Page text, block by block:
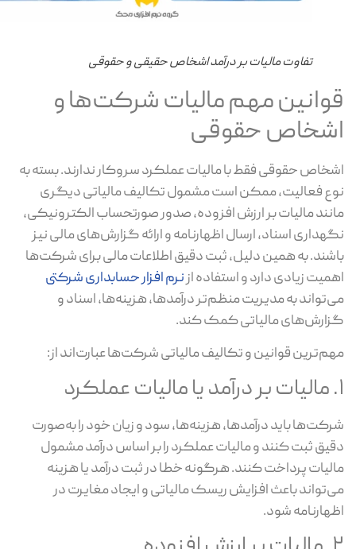
تفاوت مالیات بر درآمد اشخاص حقیقی و حقوقی
مهم مالیات شرکت‌ها و
حقوقی
حقوقی فقط با مالیات عملکرد سروکار ندارند. بسته به
فعالیت، ممکن است مشمول تکالیف مالیاتی دیگری
مالیات بر ارزش افزوده، صدور صورتحساب الکترونیکی،
اسناد، ارسال اظهارنامه و ارائه گزارش‌های مالی نیز
به همین دلیل، ثبت دقیق اطلاعات مالی برای شرکت‌ها
زیادی دارد و استفاده ازنرم افزار حسابداری شرکتی
به مدیریت منظم‌تر درآمدها، هزینه‌ها، اسناد و
مالیاتی کمک کند.
قوانین و تکالیف مالیاتی شرکت‌ها عبارت‌اند از:
باید درآمدها، هزینه‌ها، سود و زیان خود را به‌صورت
ثبت کنند و مالیات عملکرد را بر اساس درآمد مشمول
پرداخت کنند. هرگونه خطا در ثبت درآمد یا هزینه
باعث افزایش ریسک مالیاتی و ایجاد مغایرت در
شود.